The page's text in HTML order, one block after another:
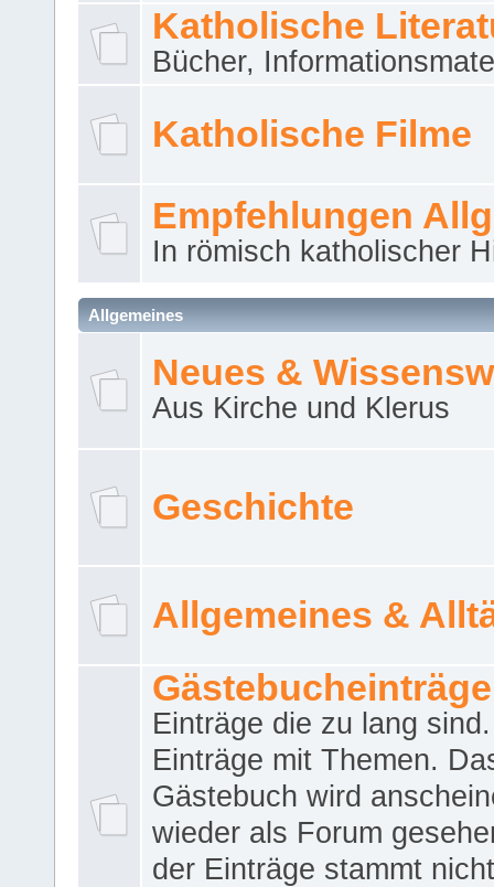
Katholische
Bücher,
Katholische Filme
Empfehlungen
In römisch katholischer
Allgemeines
Neues &
Aus Kirche und Klerus
Geschichte
Allgemeines &
Gästebucheinträge
Einträge die zu lang
Einträge mit Themen.
Gästebuch wird
wieder als Forum
der Einträge stammt